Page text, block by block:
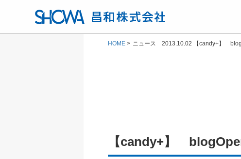
HOME ニュース 2013.10.02 【candy+】
【candy+】